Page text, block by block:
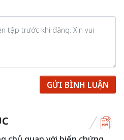
GỬI BÌNH LUẬN